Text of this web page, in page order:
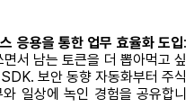
응용을 통한 업무 효율화 도입:
서 남는 토큰을 더 뽑아먹고 싶
보안 동향 자동화부터 주식
일상에 녹인 경험을 공유합니